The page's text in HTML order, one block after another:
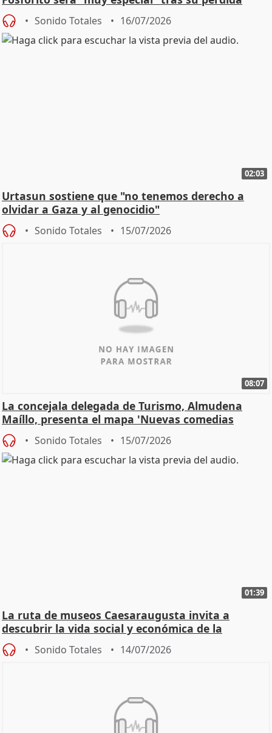
Sonido Totales 16/07/2026
02:03
Urtasun sostiene que "no tenemos derecho a
olvidar a Gaza y al genocidio"
Sonido Totales 15/07/2026
08:07
La concejala delegada de Turismo, Almudena
Maíllo, presenta el mapa 'Nuevas comedias
madrileñas'
Sonido Totales 15/07/2026
01:39
La ruta de museos Caesaraugusta invita a
descubrir la vida social y económica de la
Zaragoza ro
Sonido Totales 14/07/2026